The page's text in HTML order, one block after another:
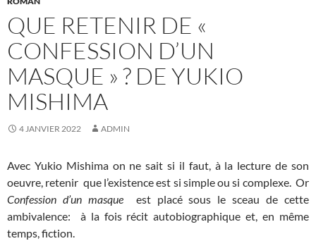
QUE RETENIR DE «
CONFESSION D’UN
MASQUE » ? DE YUKIO
MISHIMA
4 JANVIER 2022 ADMIN
Avec Yukio Mishima on ne sait si il faut, à la lecture de son
oeuvre, retenir que l’existence est si simple ou si complexe. Or
Confession d’un masqueest placé sous le sceau de cette
ambivalence: à la fois récit autobiographique et, en même
temps, fiction.